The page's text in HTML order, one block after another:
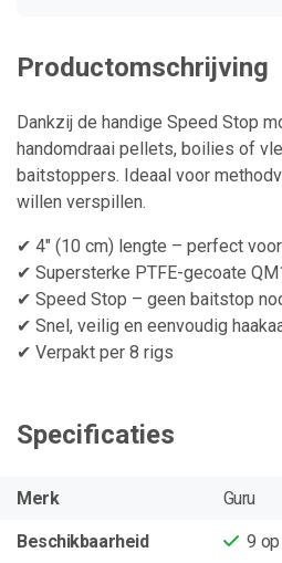
Productomschrijving
Dankzij de handige Speed Stop
handomdraai pellets, boilies of
baitstoppers. Ideaal voor
willen verspillen.
✔ 4" (10 cm) lengte – perfect
✔ Supersterke PTFE-gecoate
✔ Speed Stop – geen baitstop
✔ Snel, veilig en eenvoudig
✔ Verpakt per 8 rigs
Specificaties
Merk Guru
Beschikbaarheid 9